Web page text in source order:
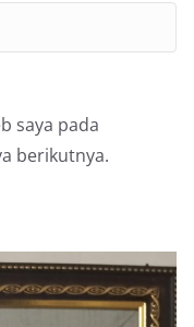
saya pada
berikutnya.